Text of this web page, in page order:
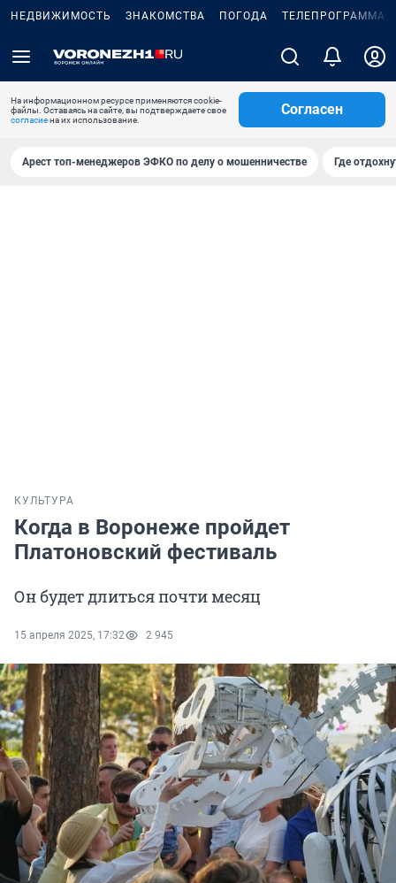
НЕДВИЖИМОСТЬ ЗНАКОМСТВА ПОГОДА ТЕЛЕПРОГРАММА
На информационном ресурсе применяются cookie-
файлы. Оставаясь на сайте, вы подтверждаете свое
согласиена их использование.
Согласен
Арест топ-менеджеров ЭФКО по делу о мошенничестве Где
КУЛЬТУРА
Когда в Воронеже пройдет
Платоновский фестиваль
Он будет длиться почти месяц
15 апреля 2025, 17:32 2 945